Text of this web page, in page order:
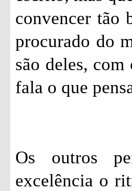
convencer tão
procurado do
são deles,
fala o que
Os outros
excelência o